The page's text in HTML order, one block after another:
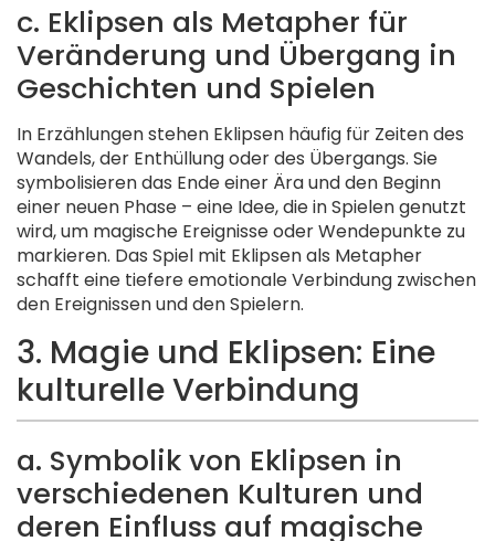
c. Eklipsen als Metapher für
Veränderung und Übergang in
Geschichten und Spielen
In Erzählungen stehen Eklipsen häufig für Zeiten des
Wandels, der Enthüllung oder des Übergangs. Sie
symbolisieren das Ende einer Ära und den Beginn
einer neuen Phase – eine Idee, die in Spielen genutzt
wird, um magische Ereignisse oder Wendepunkte zu
markieren. Das Spiel mit Eklipsen als Metapher
schafft eine tiefere emotionale Verbindung zwischen
den Ereignissen und den Spielern.
3. Magie und Eklipsen: Eine
kulturelle Verbindung
a. Symbolik von Eklipsen in
verschiedenen Kulturen und
deren Einfluss auf magische